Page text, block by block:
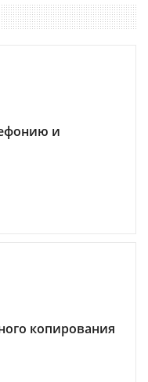
и
копирования